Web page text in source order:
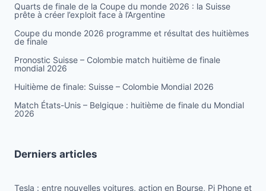
Quarts de finale de la Coupe du monde 2026 : la Suisse
prête à créer l’exploit face à l’Argentine
Coupe du monde 2026 programme et résultat des huitièmes
de finale
Pronostic Suisse – Colombie match huitième de finale
mondial 2026
Huitième de finale: Suisse – Colombie Mondial 2026
Match États-Unis – Belgique : huitième de finale du Mondial
2026
Derniers articles
Tesla : entre nouvelles voitures, action en Bourse, Pi Phone et